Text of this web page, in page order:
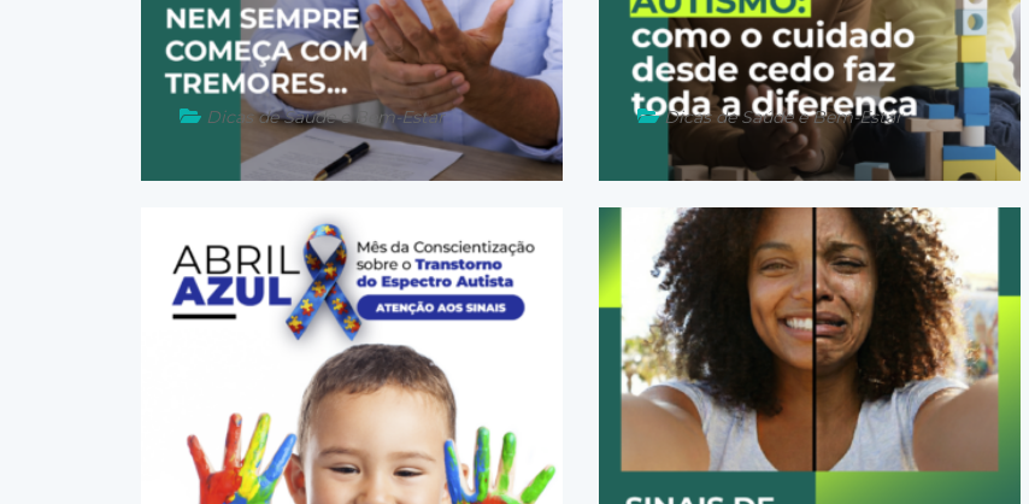
11 de abril de 2026
Dicas de Saúde e Bem-Estar
02 de abril de 2026
Dicas de Saúde e Bem-Estar